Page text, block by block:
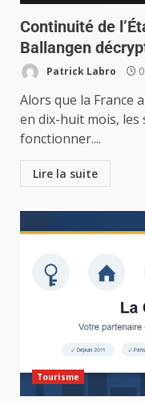
Continuité de
Ballangen
Patrick Labro
Alors que la France
en dix-huit mois, les
fonctionner....
Lire la suite
Tourisme